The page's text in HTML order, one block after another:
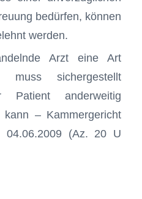
bedürfen, können
werden.
Arzt eine Art
muss sichergestellt
anderweitig
kann – Kammergericht
04.06.2009 (Az. 20 U